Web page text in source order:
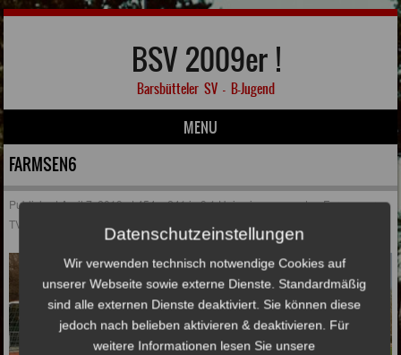
BSV 2009er !
Barsbütteler SV – B-Jugend
MENU
Skip to content
FARMSEN6
PublishedApril 7, 2019at454 × 241in9:1 Heimsieg gegen den Farmsener
TV
Datenschutzeinstellungen
Wir verwenden technisch notwendige Cookies auf
unserer Webseite sowie externe Dienste. Standardmäßig
sind alle externen Dienste deaktiviert. Sie können diese
jedoch nach belieben aktivieren & deaktivieren. Für
weitere Informationen lesen Sie unsere